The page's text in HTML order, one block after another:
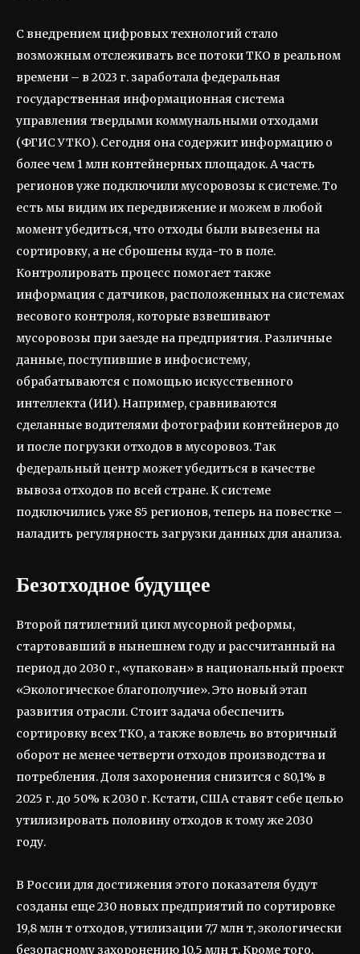
С внедрением цифровых технологий стало
возможным отслеживать все потоки ТКО в реальном
времени – в 2023 г. заработала федеральная
государственная информационная система
управления твердыми коммунальными отходами
(ФГИС УТКО). Сегодня она содержит информацию о
более чем 1 млн контейнерных площадок. А часть
регионов уже подключили мусоровозы к системе. То
есть мы видим их передвижение и можем в любой
момент убедиться, что отходы были вывезены на
сортировку, а не сброшены куда-то в поле.
Контролировать процесс помогает также
информация с датчиков, расположенных на системах
весового контроля, которые взвешивают
мусоровозы при заезде на предприятия. Различные
данные, поступившие в инфосистему,
обрабатываются с помощью искусственного
интеллекта (ИИ). Например, сравниваются
сделанные водителями фотографии контейнеров до
и после погрузки отходов в мусоровоз. Так
федеральный центр может убедиться в качестве
вывоза отходов по всей стране. К системе
подключились уже 85 регионов, теперь на повестке –
наладить регулярность загрузки данных для анализа.
Безотходное будущее
Второй пятилетний цикл мусорной реформы,
стартовавший в нынешнем году и рассчитанный на
период до 2030 г., «упакован» в национальный проект
«Экологическое благополучие». Это новый этап
развития отрасли. Стоит задача обеспечить
сортировку всех ТКО, а также вовлечь во вторичный
оборот не менее четверти отходов производства и
потребления. Доля захоронения снизится с 80,1% в
2025 г. до 50% к 2030 г. Кстати, США ставят себе целью
утилизировать половину отходов к тому же 2030
году.
В России для достижения этого показателя будут
созданы еще 230 новых предприятий по сортировке
19,8 млн т отходов, утилизации 7,7 млн т, экологически
безопасному захоронению 10,5 млн т. Кроме того,